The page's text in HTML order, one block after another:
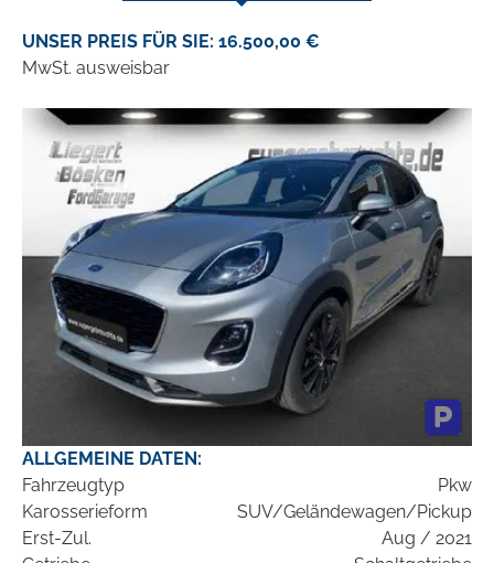
UNSER PREIS FÜR SIE: 16.500,00 €
MwSt. ausweisbar
ALLGEMEINE DATEN:
Fahrzeugtyp
Pkw
Karosserieform
SUV/Geländewagen/Pickup
Erst-Zul.
Aug / 2021